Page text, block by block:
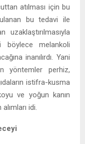
atılması için bu
bu tedavi ile
böylece melankoli
inanılırdı. Yani
yöntemler perhiz,
istifra-kusma
ve yoğun kanın
idi.